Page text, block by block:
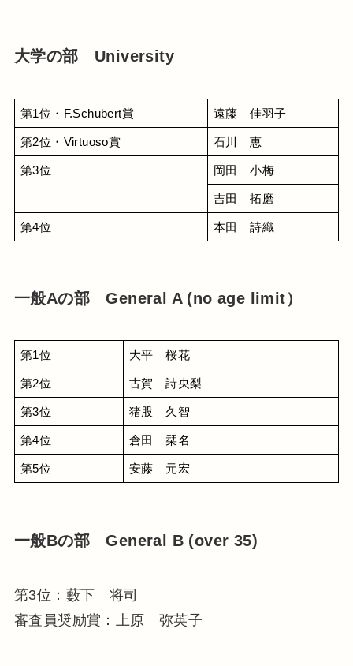
大学の部 University
第1位・F.Schubert賞 遠藤　佳羽子
第2位・Virtuoso賞 石川　恵
第3位 岡田　小梅
吉田　拓磨
第4位 本田　詩織
一般Aの部 General A (no age limit）
第1位 大平　桜花
第2位 古賀　詩央梨
第3位 猪股　久智
第4位 倉田　栞名
第5位 安藤　元宏
一般Bの部 General B (over 35)
第3位：藪下 将司
審査員奨励賞：上原 弥英子